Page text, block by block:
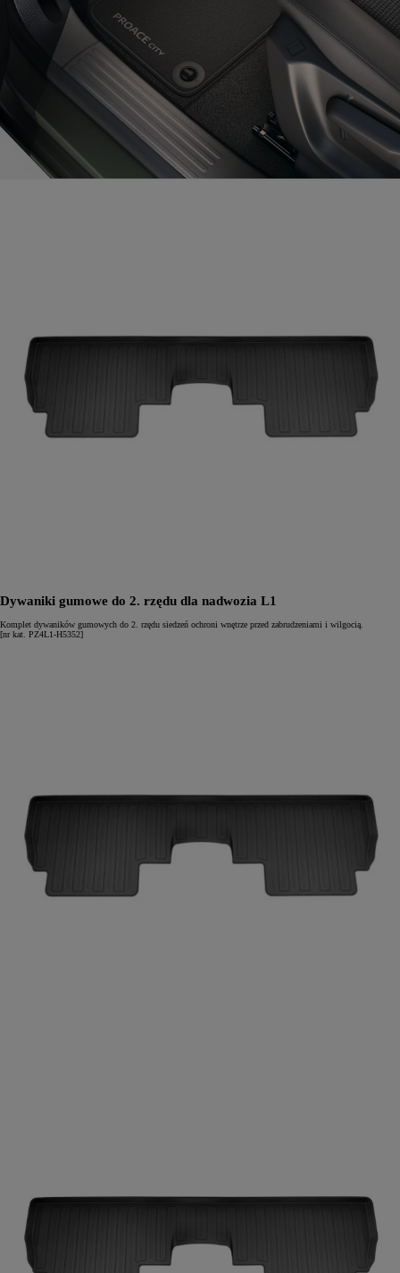
Dywaniki gumowe do 2. rzędu dla nadwozia L1
Komplet dywaników gumowych do 2. rzędu siedzeń ochroni wnętrze przed zabrudzeniami i wilgocią.
[nr kat. PZ4L1-H5352]